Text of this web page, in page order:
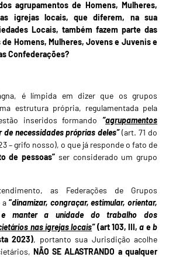
agrupamentos de Homens, Mulheres,
igrejas locais, que diferem, na sua
Locais, também fazem parte das
Homens, Mulheres, Jovens e Juvenis e
Confederações?
é límpida em dizer que os grupos
estrutura própria, regulamentada pela
inseridos formando “agrupamentos
necessidades próprias deles”(art. 71 do
– grifo nosso), o que já responde o fato de
de pessoas” ser considerado um grupo
as Federações de Grupos
a “dinamizar, congraçar, estimular, orientar,
e manter a unidade do trabalho dos
nas igrejas locais” (art 103, III,a eb
2023), portanto sua Jurisdição acolhe
NÃO SE ALASTRANDO a qualquer